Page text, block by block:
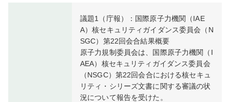
議題1（庁報）：国際原子力機関（IAE
A）核セキュリティガイダンス委員会（N
SGC）第22回会合結果概要
原子力規制委員会は、国際原子力機関（I
AEA）核セキュリティガイダンス委員会
（NSGC）第22回会合における核セキュ
リティ・シリーズ文書に関する審議の状
況について報告を受けた。